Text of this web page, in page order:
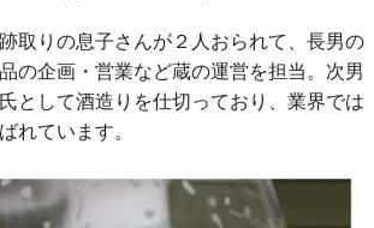
取りの息子さんが２人おられて、長男の
の企画・営業など蔵の運営を担当。次男
として酒造りを仕切っており、業界では
れています。